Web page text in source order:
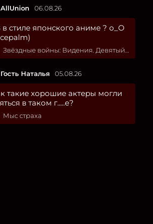
AllUnion 06.08.26
в стиле японского аниме ? о_О
Звёздные войны: Видения. Девятый джедай
Гость Наталья 05.08.26
такие хорошие актеры могли
в таком г.....е?
Мыс страха